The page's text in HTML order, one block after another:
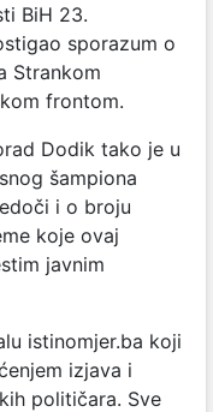
BiH 23.
sporazum o
Strankom
frontom.
Dodik tako je u
šampiona
i o broju
koje ovaj
javnim
istinomjer.ba koji
izjava i
političara. Sve